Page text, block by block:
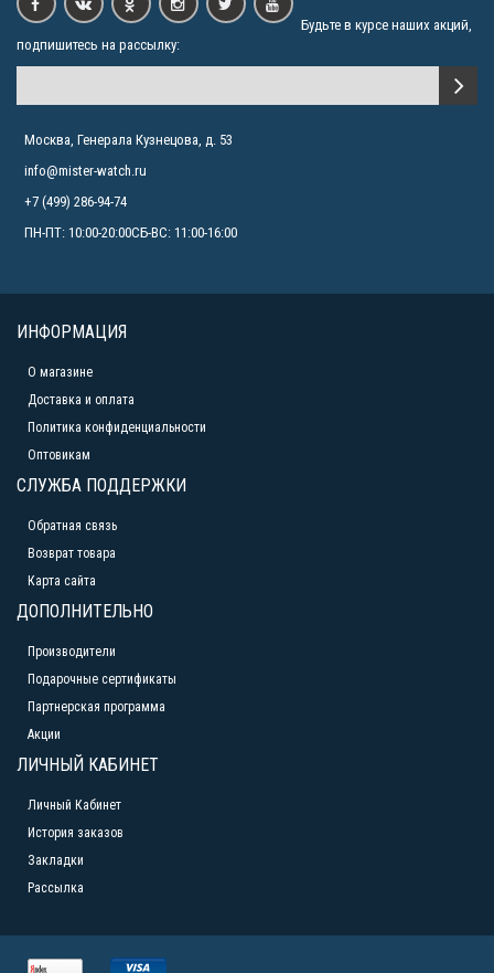
Будьте в курсе наших акций,
подпишитесь на рассылку:
Москва, Генерала Кузнецова, д. 53
info@mister-watch.ru
+7 (499) 286-94-74
ПН-ПТ: 10:00-20:00СБ-ВС: 11:00-16:00
ИНФОРМАЦИЯ
О магазине
Доставка и оплата
Политика конфиденциальности
Оптовикам
СЛУЖБА ПОДДЕРЖКИ
Обратная связь
Возврат товара
Карта сайта
ДОПОЛНИТЕЛЬНО
Производители
Подарочные сертификаты
Партнерская программа
Акции
ЛИЧНЫЙ КАБИНЕТ
Личный Кабинет
История заказов
Закладки
Рассылка